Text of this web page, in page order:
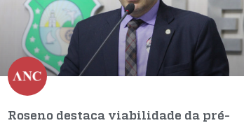
Roseno destaca viabilidade da pré-